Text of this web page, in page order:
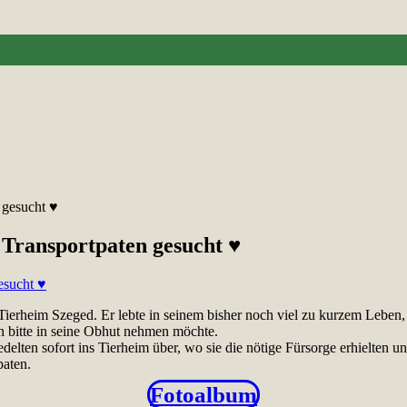
♥
gesucht ♥
Szeged. Er lebte in seinem bisher noch viel zu kurzem
bitte in seine Obhut nehmen möchte.
sofort ins Tierheim über, wo sie die nötige Fürsorge erhielten
Fotoalbum